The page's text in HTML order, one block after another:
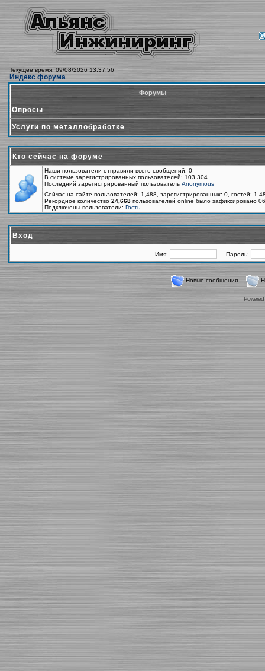
Текущее время: 09/08/2026 13:37:56
Индекс форума
Форумы
Опросы
Услуги по металлобработке
Кто сейчас на форуме
Наши пользователи отправили всего сообщений: 0
В системе зарегистрированных пользователей: 103,304
Последний зарегистрированный пользователь Anonymous
Сейчас на сайте пользователей: 1,488, зарегистрированных: 0, гостей:
Рекордное количество 24,668 пользователей online было зафиксировано
Подключены пользователи: Гость
Вход
Имя: Пароль:
Новые сообщения